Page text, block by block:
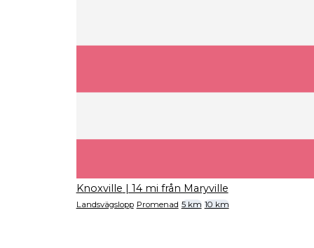
Knoxville | 14 mi från Maryville
Landsvägslopp Promenad 5 km 10 km